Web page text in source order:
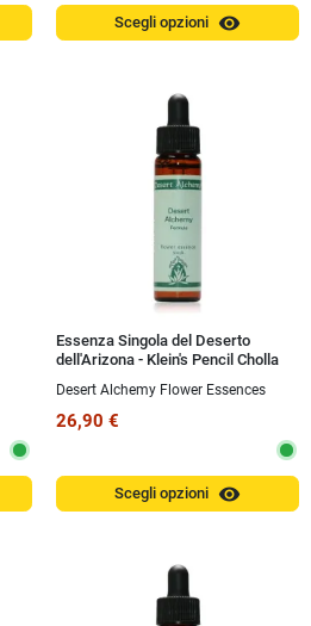
Scegli opzioni visibility
Essenza Singola del Deserto
dell'Arizona - Klein's Pencil Cholla
ml
Desert Alchemy Flower Essences
26,90 €
Scegli opzioni visibility